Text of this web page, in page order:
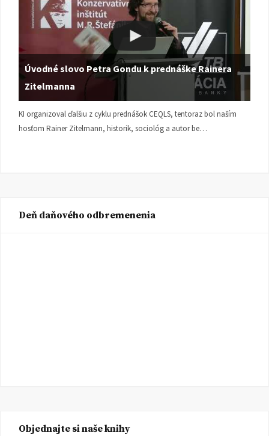
Úvodné slovo Petra Gondu k prednáške Rainera
Zitelmanna
KI organizoval ďalšiu z cyklu prednášok CEQLS, tentoraz bol naším
hosťom Rainer Zitelmann, historik, sociológ a autor be…
Deň daňového odbremenenia
Objednajte si naše knihy